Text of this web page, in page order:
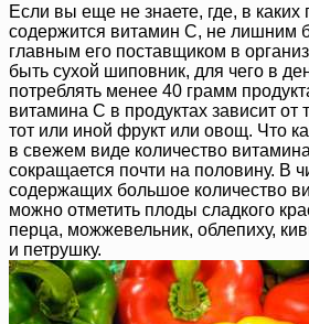
Если вы еще не знаете, где, в каких
содержится витамин C, не лишним
главным его поставщиком в
быть сухой шиповник, для чего в
потреблять менее 40 грамм
витамина С в продуктах зависит от
тот или иной фрукт или овощ. Что
в свежем виде количество
сокращается почти на половину. В
содержащих большое количество
можно отметить плоды сладкого
перца, можжевельник, облепиху,
и петрушку.